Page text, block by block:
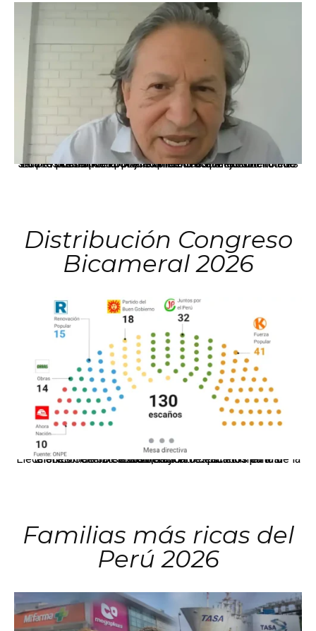
La presidenta Keiko Fujimori informó que la solicitud de indulto presentada por el expresidente Alejandro Toledo será evaluada por la Comisión de Gracias Presidenciales conforme al procedimiento establecido.
Distribución Congreso
Bicameral 2026
El JNE oficializó la distribución de escaños para la elección de 60 senadores y 130 diputados en las Elecciones Generales 2026, tras el restablecimiento de la Bicameralidad.
Familias más ricas del
Perú 2026